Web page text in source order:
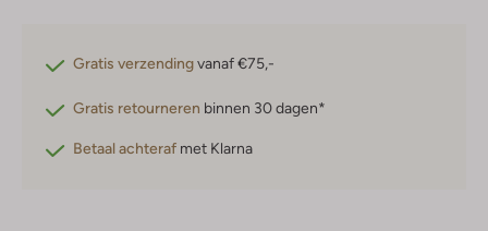
Gratis verzendingvanaf €75,-
Gratis retourneren binnen 30 dagen*
Betaal achteraf met Klarna